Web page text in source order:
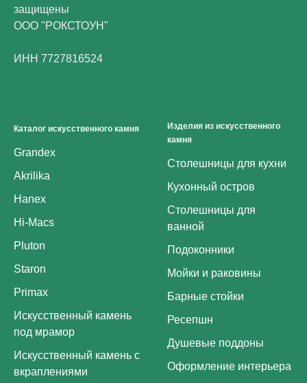
защищены
ООО "РОКСТОУН"
ИНН 7727816524
Каталог искусственного камня
Grandex
Akrilika
Hanex
Hi-Macs
Pluton
Staron
Primax
Искусственный камень
под мрамор
Искусственный камень с
вкраплениями
Изделия из искусственного
камня
Столешницы для кухни
Кухонный остров
Столешницы для
ванной
Подоконники
Мойки и раковины
Барные стойки
Ресепшн
Душевые поддоны
Оформление интерьера